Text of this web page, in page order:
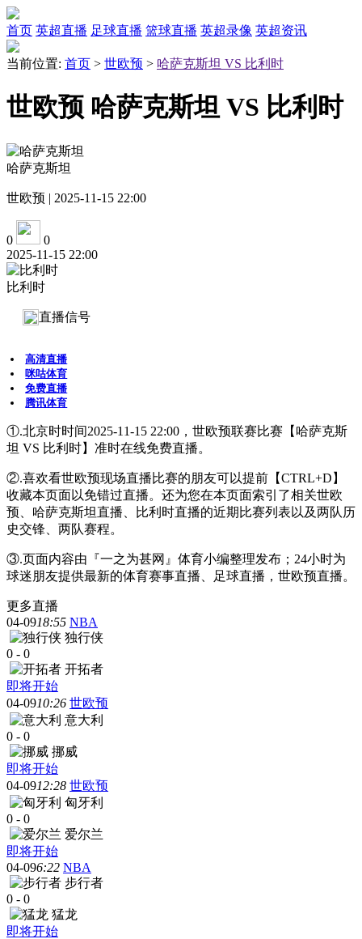
首页 英超直播 足球直播 篮球直播 英超录像 英超资讯
当前位置: 首页 > 世欧预 > 哈萨克斯坦 VS 比利时
世欧预 哈萨克斯坦 VS 比利时
哈萨克斯坦
世欧预 | 2025-11-15 22:00
0
0
2025-11-15 22:00
比利时
直播信号
高清直播
咪咕体育
免费直播
腾讯体育
①.北京时时间2025-11-15 22:00，世欧预联赛比赛【哈萨克斯
坦 VS 比利时】准时在线免费直播。
②.喜欢看世欧预现场直播比赛的朋友可以提前【CTRL+D】
收藏本页面以免错过直播。还为您在本页面索引了相关世欧
预、哈萨克斯坦直播、比利时直播的近期比赛列表以及两队历
史交锋、两队赛程。
③.页面内容由『一之为甚网』体育小编整理发布；24小时为
球迷朋友提供最新的体育赛事直播、足球直播，世欧预直播。
更多直播
04-0918:55 NBA
独行侠
0 - 0
开拓者
即将开始
04-0910:26 世欧预
意大利
0 - 0
挪威
即将开始
04-0912:28 世欧预
匈牙利
0 - 0
爱尔兰
即将开始
04-096:22 NBA
步行者
0 - 0
猛龙
即将开始